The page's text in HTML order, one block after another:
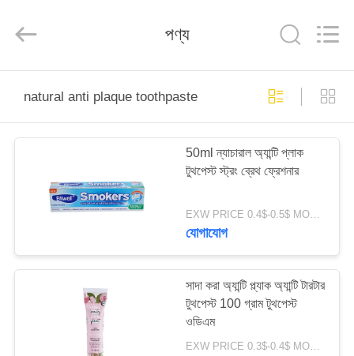
পণ্য
সম্পর্কে
CARE
CENTER.
পণ্য
natural anti plaque toothpaste
50ml ন্যাচারাল অ্যান্টি প্লাক
টুথপেস্ট স্ট্রং ব্রেথ ফ্রেশনার
EXW PRICE 0.4$-0.5$ MOQ:500pcs-30000pcs
যোগাযোগ
সাদা করা অ্যান্টি প্ল্যাক অ্যান্টি টারটার
টুথপেস্ট 100 গ্রাম টুথপেস্ট
ওডিএম
EXW PRICE 0.3$-0.4$ MOQ:500pcs-30000pcs